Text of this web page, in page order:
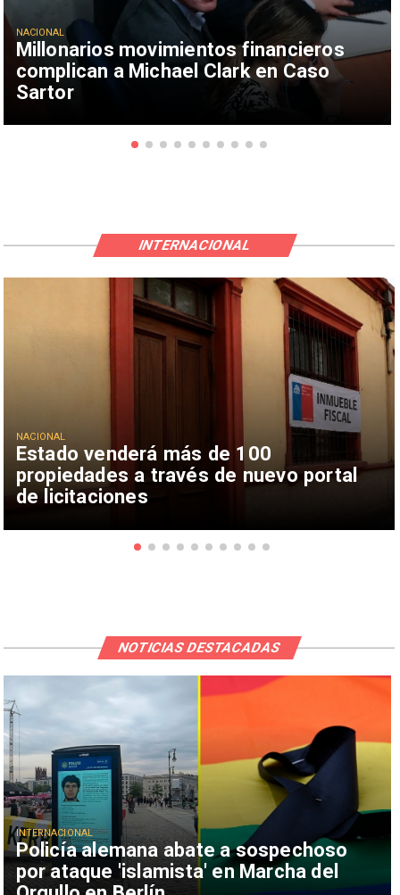
Millonarios movimientos financieros
complican a Michael Clark en Caso
Sartor
NACIONAL
Estado venderá más de 100
propiedades a través de nuevo portal
de licitaciones
NACIONAL
INTERNACIONAL
Policía alemana abate a sospechoso
por ataque 'islamista' en Marcha del
INTERNACIONAL
NOTICIAS DESTACADAS